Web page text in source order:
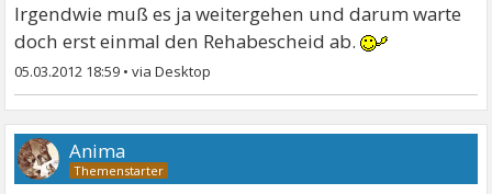
Irgendwie muß es ja weitergehen und darum warte
doch erst einmal den Rehabescheid ab.
05.03.2012 18:59 •
Anima